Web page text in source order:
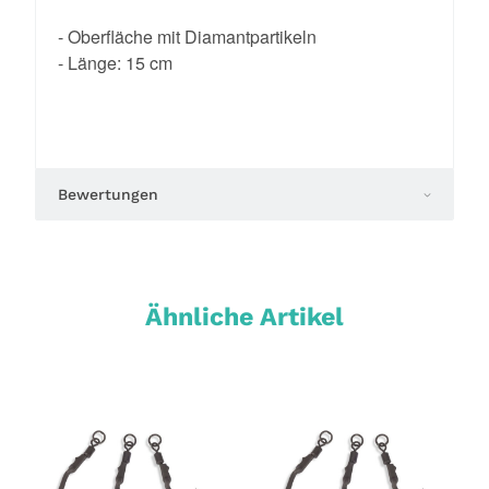
- Oberfläche mit Diamantpartikeln
- Länge: 15 cm
Bewertungen
Ähnliche Artikel